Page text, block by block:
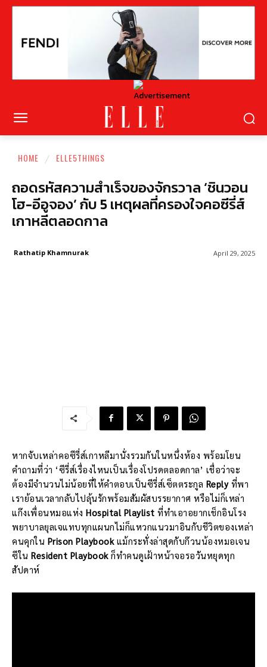
HOME ELLE5THINGS
ถอดรหัสความสำเร็จของจักรวาล ‘ชินวอน
โฮ-อีอูจอง’ กับ 5 เหตุผลที่ครองใจคอซีรี่ส์
เกาหลีตลอดกาล
April 29, 2025
Rathatip Khamnurak
หากจับเหล่าคอซีรี่ส์เกาหลีมานั่งรวมกันในหนึ่งห้อง พร้อมโยน
คำถามที่ว่า ‘ซีรี่ส์เรื่องไหนเป็นเรื่องโปรดตลอดกาล’ เชื่อว่าจะ
ต้องมีจำนวนไม่น้อยที่ให้คำตอบเป็นซีรี่ส์เซ็ตตระกูล Replyที่พา
เราย้อนเวลากลับไปลุ้นรักพร้อมสัมผัสบรรยากาศ หรือไม่ก็เหล่า
แก๊งเพื่อนหมอแห่ง Hospital Playlist ที่ทำเอาอยากเช็กอินโรง
พยาบาลยุลเจแทบทุกแผนกไม่ก็แหวกแนวมาอินกับชีวิตของเหล่า
คนคุกใน Prison Playbookแม้กระทั่งล่าสุดกับก๊วนน้องหมอเจน
ซีใน Resident Playbookก็ทำคนดูเฝ้าหน้าจอรอวันหยุดทุก
สัปดาห์